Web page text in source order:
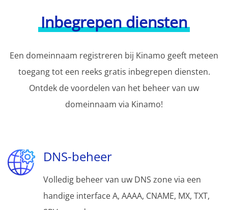
Inbegrepen diensten
Een domeinnaam registreren bij Kinamo geeft meteen
toegang tot een reeks gratis inbegrepen diensten.
Ontdek de voordelen van het beheer van uw
domeinnaam via Kinamo!
DNS-beheer
Volledig beheer van uw DNS zone via een
handige interface A, AAAA, CNAME, MX, TXT,